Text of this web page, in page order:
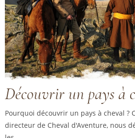
Découvrir un pays à
Pourquoi découvrir un pays à cheval ?
directeur de Cheval d'Aventure, nous